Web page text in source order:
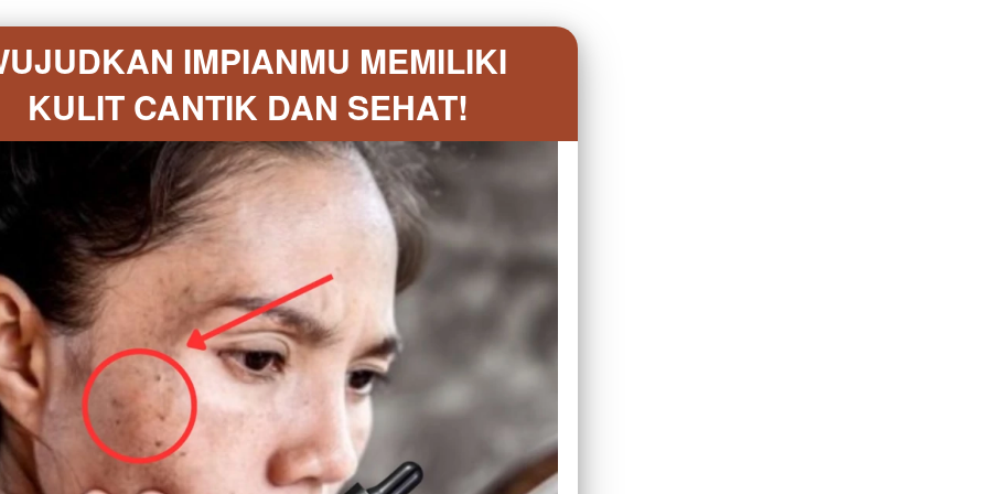
IMPIANMU MEMILIKI
KULIT CANTIK DAN SEHAT!